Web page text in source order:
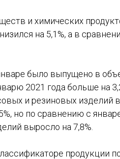
и химических
на 5,1%, а в
было выпущено в
2021 года больше на
и резиновых изделий
но по сравнению с
выросло на 7,8%.
продукции